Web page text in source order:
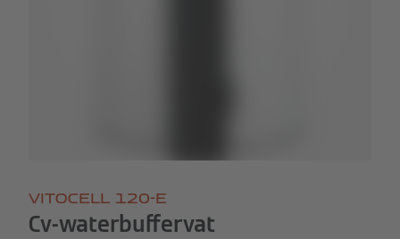
VITOCELL 120-E
Cv-waterbuffervat